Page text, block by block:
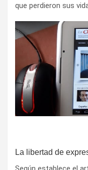
que perdieron sus
La libertad de